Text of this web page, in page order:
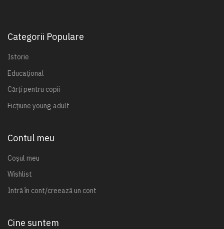
Categorii Populare
Istorie
Educațional
Cărți pentru copii
Ficțiune young adult
Contul meu
Coșul meu
Wishlist
Intră în cont/creează un cont
Cine suntem